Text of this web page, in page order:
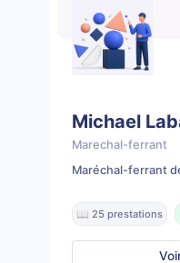
Michael
Marechal-ferrant
Maréchal-ferrant
📖 25 prestations